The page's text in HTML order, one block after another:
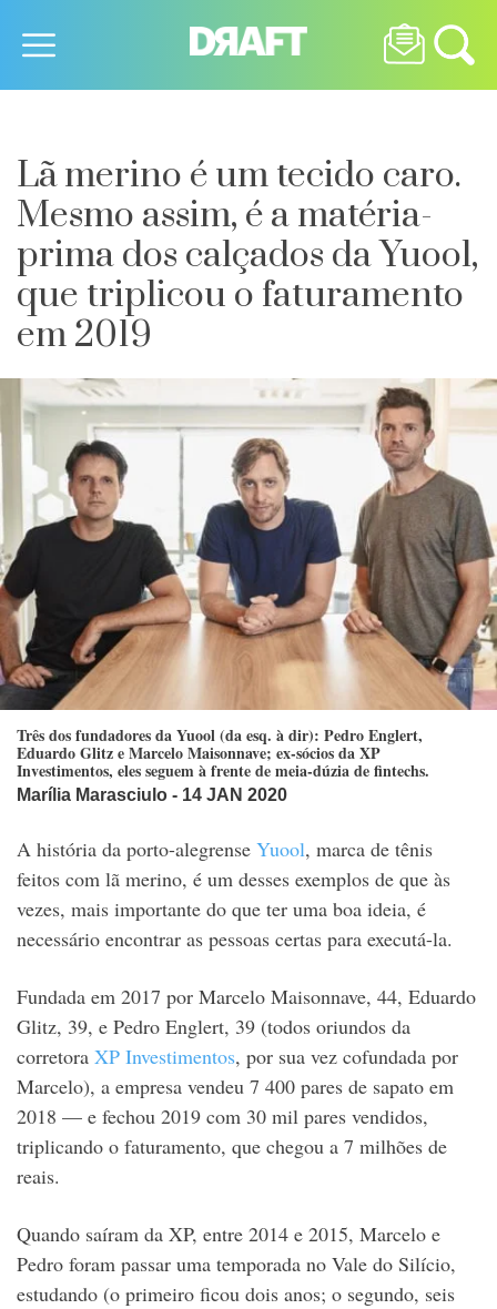
Lã merino é um tecido caro.
Mesmo assim, é a matéria-
prima dos calçados da Yuool,
que triplicou o faturamento
em 2019
Três dos fundadores da Yuool (da esq. à dir): Pedro Englert,
Eduardo Glitz e Marcelo Maisonnave; ex-sócios da XP
Investimentos, eles seguem à frente de meia-dúzia de fintechs.
Marília Marasciulo - 14 JAN 2020
A história da porto-alegrense Yuool, marca de tênis
feitos com lã merino, é um desses exemplos de que às
vezes, mais importante do que ter uma boa ideia, é
necessário encontrar as pessoas certas para executá-la.
Fundada em 2017 por Marcelo Maisonnave, 44, Eduardo
Glitz, 39, e Pedro Englert, 39 (todos oriundos da
corretora XP Investimentos, por sua vez cofundada por
Marcelo), a empresa vendeu 7 400 pares de sapato em
2018 — e fechou 2019 com 30 mil pares vendidos,
triplicando o faturamento, que chegou a 7 milhões de
reais.
Quando saíram da XP, entre 2014 e 2015, Marcelo e
Pedro foram passar uma temporada no Vale do Silício,
estudando (o primeiro ficou dois anos; o segundo, seis